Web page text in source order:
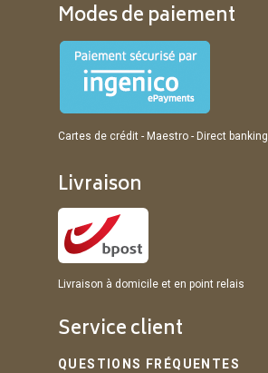
Modes de paiement
Cartes de crédit - Maestro - Direct banking
Livraison
Livraison à domicile et en point relais
Service client
QUESTIONS FRÉQUENTES